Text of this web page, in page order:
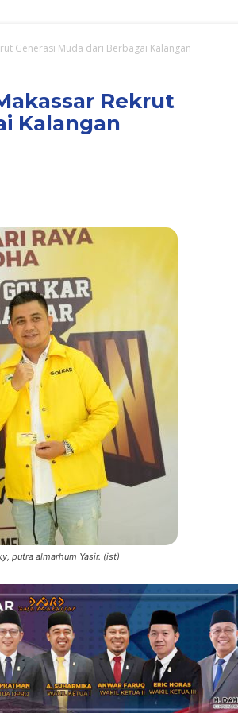
Generasi Muda dari Berbagai Kalangan
Rekrut
Kalangan
putra almarhum Yasir. (ist)